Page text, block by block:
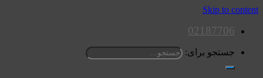
Skip to content
02187706
جستجو برای: